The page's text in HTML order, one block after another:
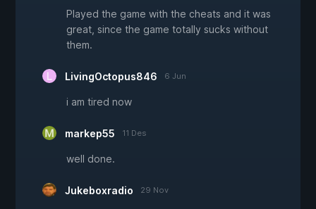
Played the game with the cheats and it was
great, since the game totally sucks without
them.
LivingOctopus846 6 Jun
i am tired now
markep55 11 Des
well done.
Jukeboxradio 29 Nov